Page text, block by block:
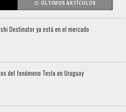
ÚLTIMOS ARTÍCULOS
Destinator ya está en el mercado
del fenómeno Tesla en Uruguay